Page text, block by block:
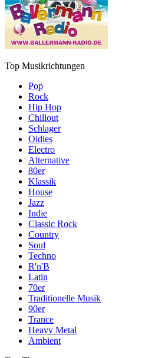
Top Musikrichtungen
Pop
Rock
Hip Hop
Chillout
Schlager
Oldies
Electro
Alternative
80er
Klassik
House
Jazz
Indie
Classic Rock
Country
Soul
Techno
R'n'B
Latin
70er
Traditionelle Musik
90er
Trance
Heavy Metal
Ambient